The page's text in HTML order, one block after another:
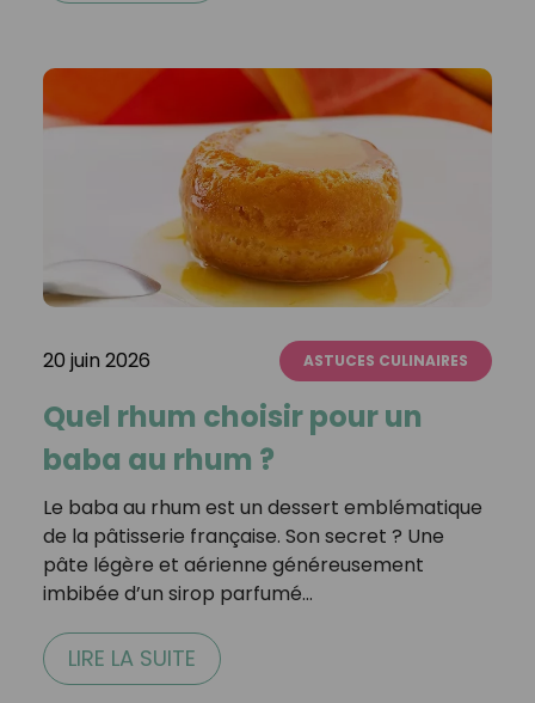
20 juin 2026 ASTUCES CULINAIRES
Quel rhum choisir pour un
baba au rhum ?
Le baba au rhum est un dessert emblématique
de la pâtisserie française. Son secret ? Une
pâte légère et aérienne généreusement
imbibée d’un sirop parfumé…
LIRE LA SUITE